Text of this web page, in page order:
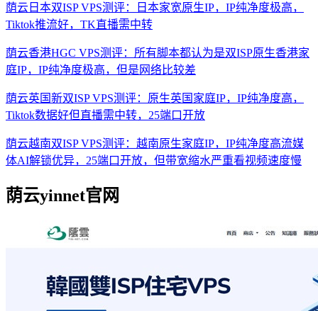
荫云日本双ISP VPS测评：日本家宽原生IP，IP纯净度极高，
Tiktok推流好，TK直播需中转
荫云香港HGC VPS测评：所有脚本都认为是双ISP原生香港家
庭IP，IP纯净度极高，但是网络比较差
荫云英国新双ISP VPS测评：原生英国家庭IP，IP纯净度高，
Tiktok数据好但直播需中转，25端口开放
荫云越南双ISP VPS测评：越南原生家庭IP，IP纯净度高流媒
体AI解锁优异，25端口开放，但带宽缩水严重看视频速度慢
荫云yinnet官网